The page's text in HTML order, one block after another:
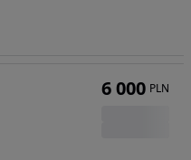
6 000 PLN